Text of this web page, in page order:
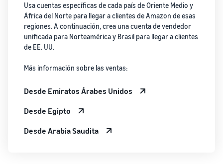
Usa cuentas específicas de cada país de Oriente Medio y
África del Norte para llegar a clientes de Amazon de esas
regiones. A continuación, crea una cuenta de vendedor
unificada para Norteamérica y Brasil para llegar a clientes
de EE. UU.
Más información sobre las ventas:
Desde Emiratos Árabes Unidos
Desde Egipto
Desde Arabia Saudita